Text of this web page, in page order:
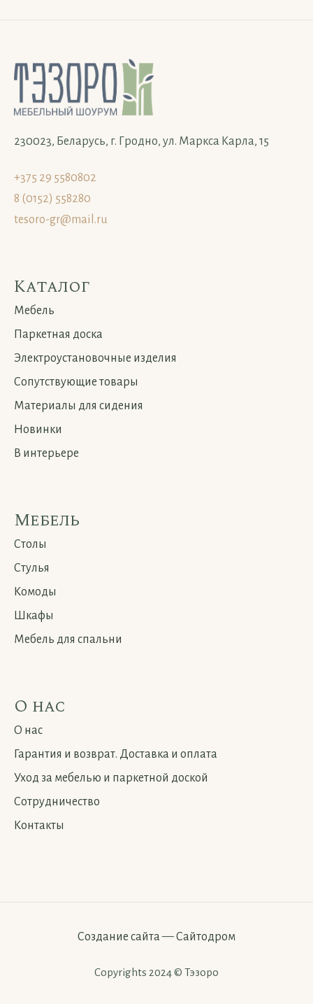
230023, Беларусь, г. Гродно, ул. Маркса Карла, 15
+375 29 5580802
8 (0152) 558280
tesoro-gr@mail.ru
Каталог
Мебель
Паркетная доска
Электроустановочные изделия
Сопутствующие товары
Материалы для сидения
Новинки
В интерьере
Мебель
Столы
Стулья
Комоды
Шкафы
Мебель для спальни
О нас
О нас
Гарантия и возврат. Доставка и оплата
Уход за мебелью и паркетной доской
Сотрудничество
Контакты
Создание сайта—Сайтодром
Copyrights 2024 © Тэзоро